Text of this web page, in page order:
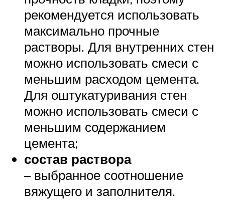
рекомендуется использовать
максимально прочные
растворы. Для внутренних стен
можно использовать смеси с
меньшим расходом цемента.
Для оштукатуривания стен
можно использовать смеси с
меньшим содержанием
цемента;
состав раствора
– выбранное соотношение
вяжущего и заполнителя.